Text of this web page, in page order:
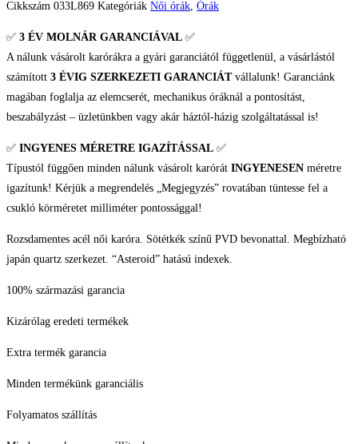
Cikkszám 033L869 Kategóriák Női órák, Órák
✅ 3 ÉV MOLNÁR GARANCIÁVAL ✅
A nálunk vásárolt karórákra a gyári garanciától függetlenül, a vásárlástól
számított 3 ÉVIG SZERKEZETI GARANCIÁTvállalunk! Garanciánk
magában foglalja az elemcserét, mechanikus óráknál a pontosítást,
beszabályzást – üzletünkben vagy akár háztól-házig szolgáltatással is!
✅ INGYENES MÉRETRE IGAZÍTÁSSAL ✅
Típustól függően minden nálunk vásárolt karórát INGYENESEN méretre
igazítunk! Kérjük a megrendelés „Megjegyzés” rovatában tüntesse fel a
csukló körméretet milliméter pontossággal!
Rozsdamentes acél női karóra. Sötétkék színű PVD bevonattal. Megbízható
japán quartz szerkezet. “Asteroid” hatású indexek.
100% származási garancia
Kizárólag eredeti termékek
Extra termék garancia
Minden termékünk garanciális
Folyamatos szállítás